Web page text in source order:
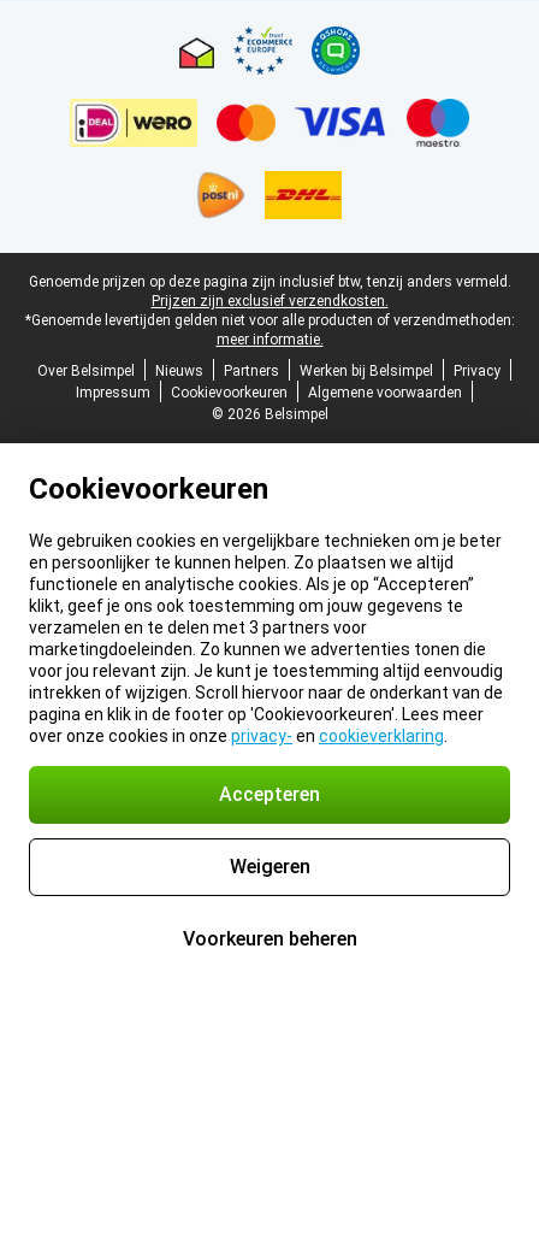
Juridische voettekst
Genoemde prijzen op deze pagina zijn inclusief btw, tenzij anders vermeld.
Prijzen zijn exclusief verzendkosten.
*Genoemde levertijden gelden niet voor alle producten of verzendmethoden:
meer informatie.
Over Belsimpel
Nieuws Partners Werken bij Belsimpel
Privacy
Impressum
Cookievoorkeuren
Algemene voorwaarden
© 2026 Belsimpel
Cookievoorkeuren
We gebruiken cookies en vergelijkbare technieken om je beter
en persoonlijker te kunnen helpen. Zo plaatsen we altijd
functionele en analytische cookies. Als je op “Accepteren”
klikt, geef je ons ook toestemming om jouw gegevens te
verzamelen en te delen met 3 partners voor
marketingdoeleinden. Zo kunnen we advertenties tonen die
voor jou relevant zijn. Je kunt je toestemming altijd eenvoudig
intrekken of wijzigen. Scroll hiervoor naar de onderkant van de
pagina en klik in de footer op 'Cookievoorkeuren'. Lees meer
over onze cookies in onze privacy- en cookieverklaring
Accepteren
Weigeren
Voorkeuren beheren